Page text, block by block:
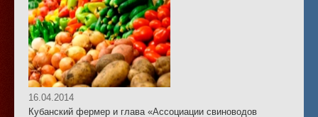
16.04.2014
Кубанский фермер и глава «Ассоциации свиноводов